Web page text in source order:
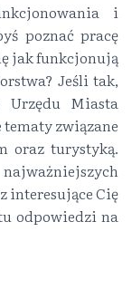
i
poznać pracę
jak funkcjonują
Jeśli tak,
Urzędu Miasta
związane
oraz turystyką.
interesujące Cię
odpowiedzi na